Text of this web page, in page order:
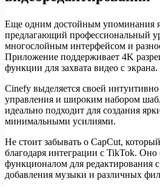
Еще одним достойным упоминания
предлагающий профессиональный
многослойным интерфейсом и
Приложение поддерживает 4K
функции для захвата видео с экрана.
Cinefy выделяется своей
управления и широким набором
идеально подходит для создания
минимальными усилиями.
Не стоит забывать о CapCut,
благодаря интеграции с TikTok. Оно
функционалом для редактирования
добавления музыки и различных